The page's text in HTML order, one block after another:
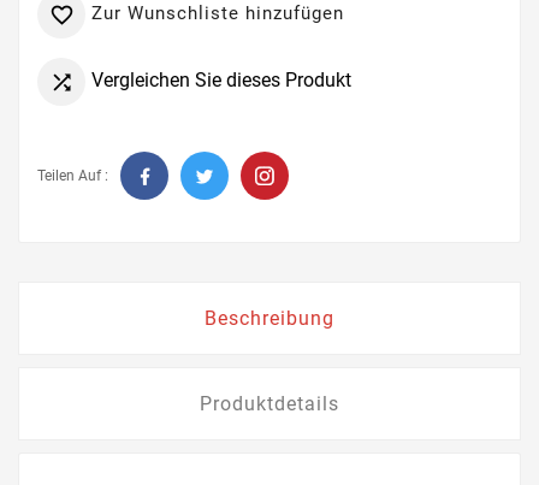
 Zur Wunschliste hinzufügen
 Vergleichen Sie dieses Produkt
Teilen Auf :
Beschreibung
Produktdetails